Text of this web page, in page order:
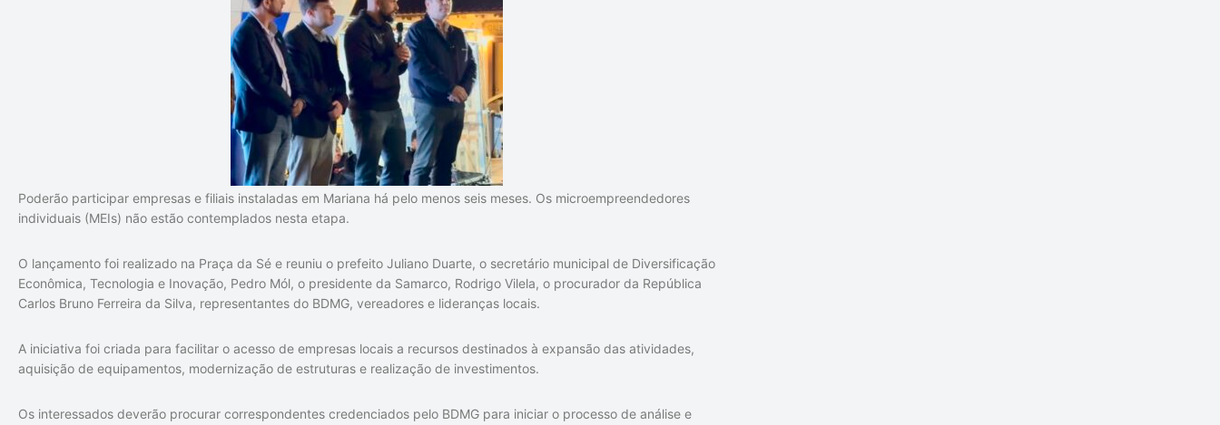
Poderão participar empresas e filiais instaladas em Mariana há pelo menos seis meses. Os microempreendedores
individuais (MEIs) não estão contemplados nesta etapa.
O lançamento foi realizado na Praça da Sé e reuniu o prefeito Juliano Duarte, o secretário municipal de Diversificação
Econômica, Tecnologia e Inovação, Pedro Mól, o presidente da Samarco, Rodrigo Vilela, o procurador da República
Carlos Bruno Ferreira da Silva, representantes do BDMG, vereadores e lideranças locais.
A iniciativa foi criada para facilitar o acesso de empresas locais a recursos destinados à expansão das atividades,
aquisição de equipamentos, modernização de estruturas e realização de investimentos.
Os interessados deverão procurar correspondentes credenciados pelo BDMG para iniciar o processo de análise e